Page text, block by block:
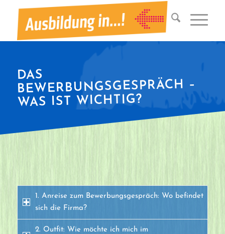
DAS
BEWERBUNGSGESPRÄCH –
WAS IST WICHTIG?
1. Anreise zum Bewerbungsgespräch: Wo befindet
sich die Firma?
2. Outfit: Wie möchte ich mich im